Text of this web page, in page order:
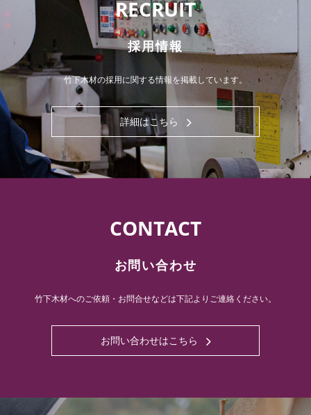
RECRUIT
採用情報
竹下木材の採用に関する情報を掲載しています。
詳細はこちら
CONTACT
お問い合わせ
竹下木材へのご依頼・お問合せなどは下記よりご連絡ください。
お問い合わせはこちら